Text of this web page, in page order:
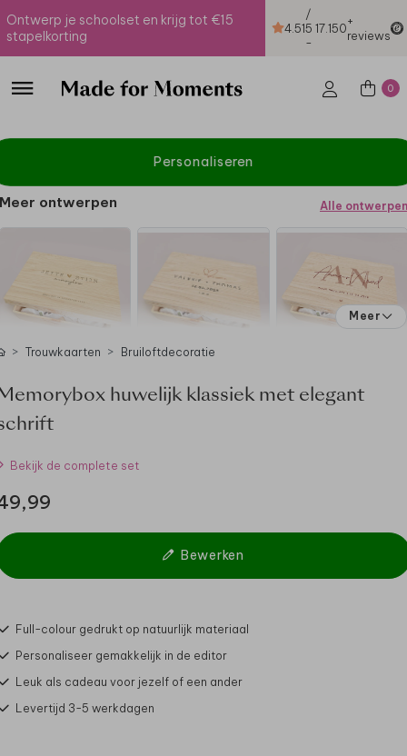
Ontwerp je schoolset en krijg tot €15
stapelkorting
4.51
/
5
-
17.150+
reviews
0
Personaliseren
Meer ontwerpen Alle ontwerpen
Meer
Trouwkaarten Bruiloftdecoratie
huwelijk klassiek met elegant
Bekijk de complete set
Bewerken
Full-colour gedrukt op natuurlijk materiaal
Personaliseer gemakkelijk in de editor
Leuk als cadeau voor jezelf of een ander
Levertijd 3-5 werkdagen